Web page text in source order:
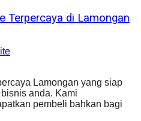
Terpercaya di Lamongan
Lamongan yang siap
anda. Kami
pembeli bahkan bagi